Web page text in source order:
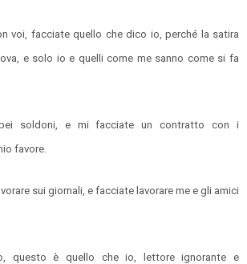
voi, facciate quello che dico io, perché la satira
e solo io e quelli come me sanno come si fa
soldoni, e mi facciate un contratto con i
favore.
sui giornali, e facciate lavorare me e gli amici
questo è quello che io, lettore ignorante e